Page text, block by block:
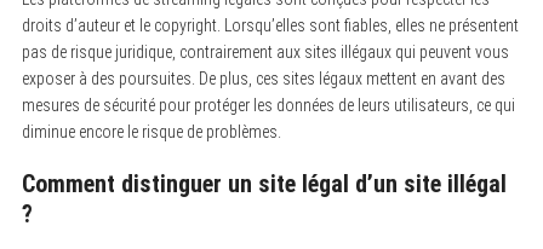
droits d’auteur et le copyright. Lorsqu’elles sont fiables, elles ne présentent
pas de risque juridique, contrairement aux sites illégaux qui peuvent vous
exposer à des poursuites. De plus, ces sites légaux mettent en avant des
mesures de sécurité pour protéger les données de leurs utilisateurs, ce qui
diminue encore le risque de problèmes.
Comment distinguer un site légal d’un site illégal
?